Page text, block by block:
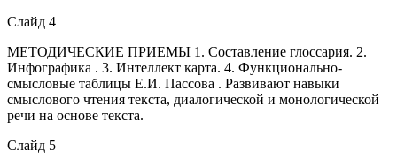
Слайд 4
МЕТОДИЧЕСКИЕ ПРИЕМЫ 1. Составление глоссария. 2.
Инфографика . 3. Интеллект карта. 4. Функционально-
смысловые таблицы Е.И. Пассова . Развивают навыки
смыслового чтения текста, диалогической и монологической
речи на основе текста.
Слайд 5